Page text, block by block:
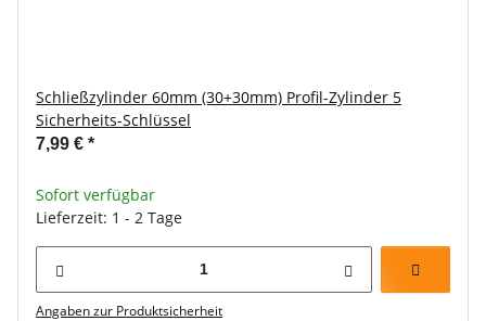
Schließzylinder 60mm (30+30mm) Profil-Zylinder 5
Sicherheits-Schlüssel
7,99 € *
Sofort verfügbar
Lieferzeit: 1 - 2 Tage
Angaben zur Produktsicherheit